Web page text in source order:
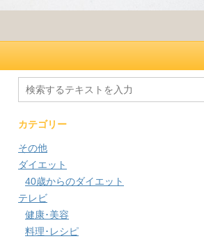
カテゴリー
その他
ダイエット
40歳からのダイエット
テレビ
健康･美容
料理･レシピ